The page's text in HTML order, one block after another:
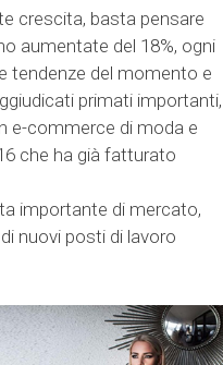
crescita, basta pensare
aumentate del 18%, ogni
tendenze del momento e
primati importanti,
e-commerce di moda e
che ha già fatturato
importante di mercato,
nuovi posti di lavoro